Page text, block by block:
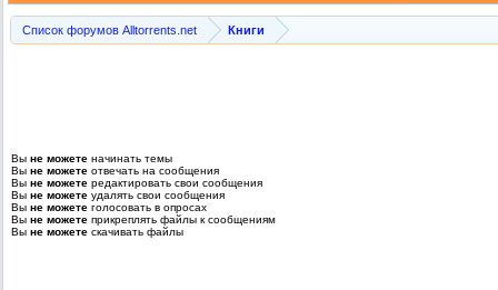
Список форумов Alltorrents.net Книги
Вы не можете начинать темы
Вы не можете отвечать на сообщения
Вы не можете редактировать свои сообщения
Вы не можете удалять свои сообщения
Вы не можете голосовать в опросах
Вы не можете прикреплять файлы к сообщениям
Вы не можете скачивать файлы